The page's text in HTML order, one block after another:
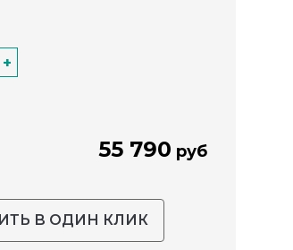
+
55 790 руб
В ОДИН КЛИК